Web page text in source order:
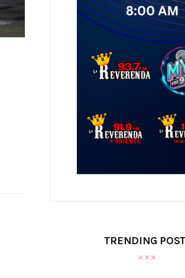
TRENDING